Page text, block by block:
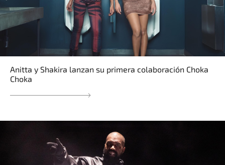
Anitta y Shakira lanzan su primera colaboración Choka
Choka